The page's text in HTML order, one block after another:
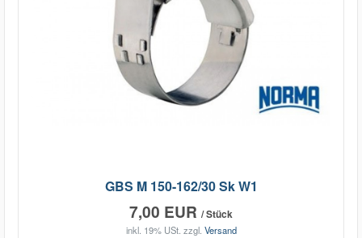
GBS M 150-162/30 Sk W1
7,00 EUR / Stück
inkl. 19% USt. zzgl. Versand